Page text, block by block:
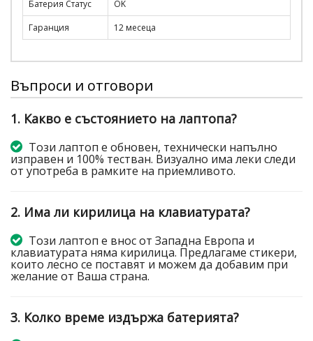
Батерия Статус
OK
Гаранция
12 месеца
Въпроси и отговори
1. Какво е състоянието на лаптопа?
Този лаптоп е обновен, технически напълно
изправен и 100% тестван. Визуално има леки следи
от употреба в рамките на приемливото.
2. Има ли кирилица на клавиатурата?
Този лаптоп е внос от Западна Европа и
клавиатурата няма кирилица. Предлагаме стикери,
които лесно се поставят и можем да добавим при
желание от Ваша страна.
3. Колко време издържа батерията?